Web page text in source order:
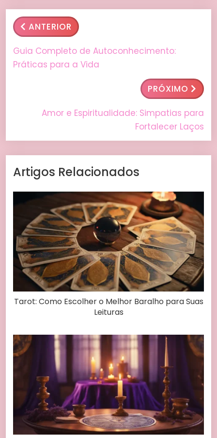
ANTERIOR
Guia Completo de Autoconhecimento:
Práticas para a Vida
PRÓXIMO
Amor e Espiritualidade: Simpatias para
Fortalecer Laços
Artigos Relacionados
Tarot: Como Escolher o Melhor Baralho para Suas
Leituras